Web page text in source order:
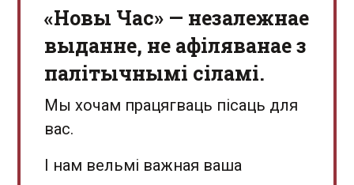
«Новы Час» — незалежнае
выданне, не афіляванае з
палітычнымі сіламі.
Мы хочам працягваць пісаць для
вас.
І нам вельмі важная ваша